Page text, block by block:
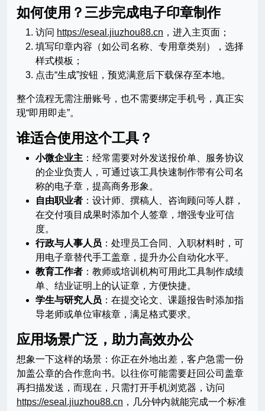
如何使用？三步完成电子印章制作
访问 https://eseal.jiuzhou88.cn ，进入主页面；
填写印章内容（如公司名称、专用章类别），选择
样式模板；
点击“生成”按钮，预览满意后下载保存至本地。
整个流程无需注册账号，也不需要绑定手机号，真正实
现“即用即走”。
谁适合使用这个工具？
小微企业主 ：经常需要对外发送报价单、服务协议
的企业负责人，可通过该工具快速制作带有公司名
称的电子章，提高商务形象。
自由职业者 ：设计师、撰稿人、咨询顾问等人群，
在交付项目成果时添加个人签章，增强专业可信
度。
行政与人事人员 ：处理员工合同、入职材料时，可
用电子章替代手工盖章，提升办公自动化水平。
教育工作者 ：教师或培训机构可用此工具制作成绩
单、结业证明上的认证章，方便快捷。
学生与研究人员 ：在提交论文、课题报告时添加指
导老师或单位审核章，满足格式要求。
应用场景广泛，助力高效办公
想象一下这样的场景：你正在外地出差，客户急需一份
加盖公章的合作意向书。以往你可能需要赶回公司盖章
再扫描发送，而现在，只需打开手机浏览器，访问
https://eseal.jiuzhou88.cn ，几分钟内就能完成一个标准